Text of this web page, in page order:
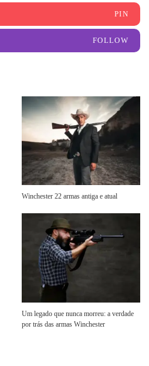
PIN
FOLLOW
Winchester 22 armas antiga e atual
Um legado que nunca morreu: a verdade
por trás das armas Winchester